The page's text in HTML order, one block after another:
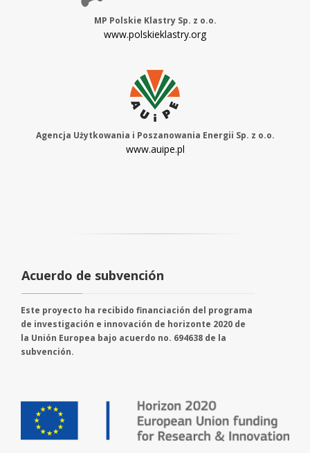
MP Polskie Klastry Sp. z o.o.
www.polskieklastry.org
Agencja Użytkowania i Poszanowania Energii Sp. z o.o.
www.auipe.pl
Acuerdo de subvención
Este proyecto ha recibido financiación del programa
de investigación e innovación de horizonte 2020 de
la Unión Europea bajo acuerdo no. 694638 de la
subvención.